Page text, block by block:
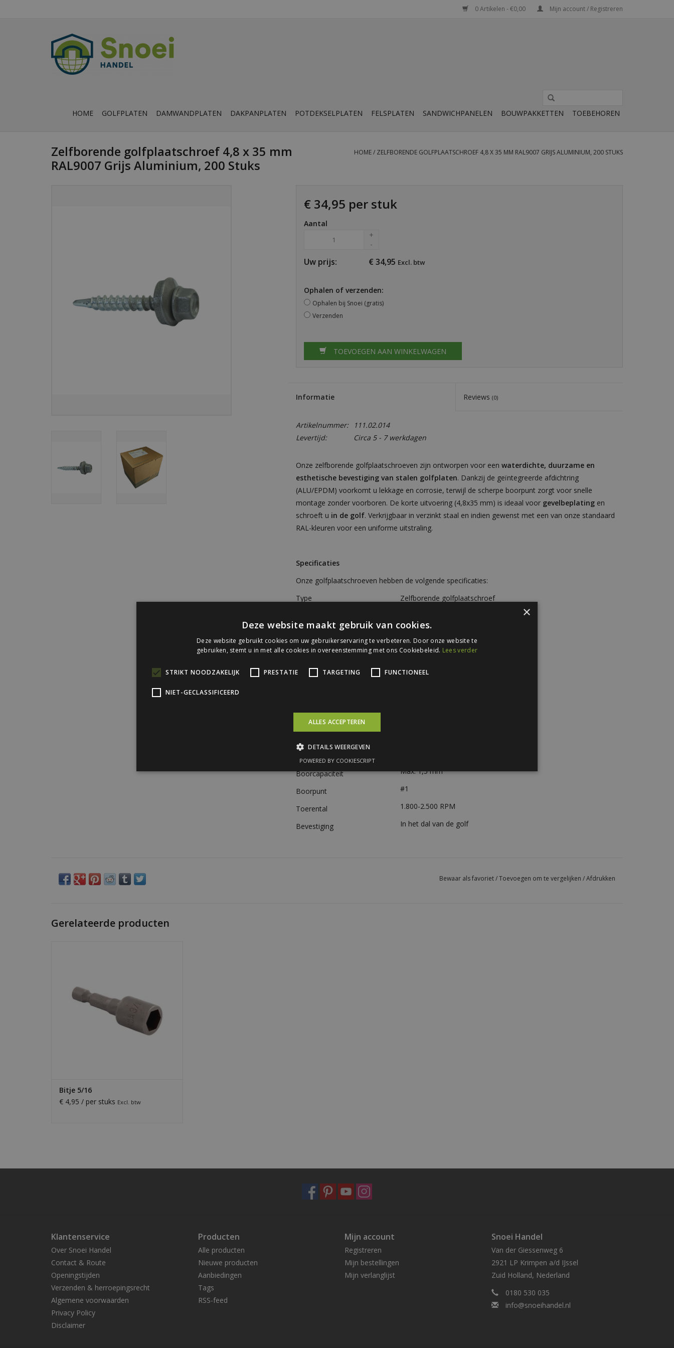
0 Artikelen - €0,00 Mijn account / Registreren
HOME GOLFPLATEN DAMWANDPLATEN DAKPANPLATEN POTDEKSELPLATEN FELSPLATEN SANDWICHPANELEN BOUWPAKKETTEN TOEBEHOREN
Zelfborende golfplaatschroef 4,8 x 35 mm
RAL9007 Grijs Aluminium, 200 Stuks
HOME/ ZELFBORENDE GOLFPLAATSCHROEF 4,8 X 35 MM RAL9007 GRIJS ALUMINIUM, 200 STUKS
€ 34,95 per stuk
Aantal
+
-
Uw prijs: € 34,95 Excl. btw
Ophalen of verzenden:
Ophalen bij Snoei (gratis)
Verzenden
TOEVOEGEN AAN WINKELWAGEN
Informatie Reviews(0)
Artikelnummer:
111.02.014
Levertijd:
Circa 5 - 7 werkdagen
Onze zelfborende golfplaatschroeven zijn ontworpen voor een waterdichte, duurzame en
esthetische bevestiging van stalen golfplaten. Dankzij de geïntegreerde afdichtring
(ALU/EPDM) voorkomt u lekkage en corrosie, terwijl de scherpe boorpunt zorgt voor snelle
montage zonder voorboren. De korte uitvoering (4,8x35 mm) is ideaal voor gevelbeplatingen
schroeft u in de golf. Verkrijgbaar in verzinkt staal en indien gewenst met een van onze standaard
RAL-kleuren voor een uniforme uitstraling.
Specificaties
Onze golfplaatschroeven hebben de volgende specificaties:
Type
Zelfborende golfplaatschroef
Functionele lengte
28 mm
Klembereik
0-5 mm
Afdichting
Boorcapaciteit Max. 1,5 mm
Boorpunt #1
Toerental 1.800-2.500 RPM
Bevestiging In het dal van de golf
Bewaar als favoriet/Toevoegen om te vergelijken /Afdrukken
Gerelateerde producten
Bitje 5/16
€ 4,95 / per stuks Excl. btw
Klantenservice
Over Snoei Handel
Contact & Route
Openingstijden
Verzenden & herroepingsrecht
Algemene voorwaarden
Privacy Policy
Disclaimer
Producten
Alle producten
Nieuwe producten
Aanbiedingen
Tags
RSS-feed
Mijn account
Registreren
Mijn bestellingen
Mijn verlanglijst
Snoei Handel
Van der Giessenweg 6
2921 LP Krimpen a/d IJssel
Zuid Holland, Nederland
0180 530 035
info@snoeihandel.nl
×
Deze website maakt gebruik van cookies.
Deze website gebruikt cookies om uw gebruikerservaring te verbeteren. Door onze website te
gebruiken, stemt u in met alle cookies in overeenstemming met ons Cookiebeleid. Lees verder
STRIKT NOODZAKELIJK PRESTATIE TARGETING FUNCTIONEEL
NIET-GECLASSIFICEERD
ALLES ACCEPTEREN
DETAILS WEERGEVEN
POWERED BY COOKIESCRIPT